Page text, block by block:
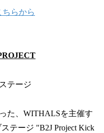
ちらから
テージ
た、WITHALSを主催す
テージ "B2J Project Kick